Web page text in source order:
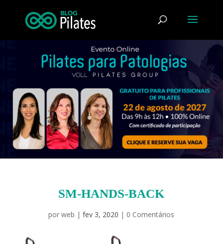
SM-HANDS-BACK
porweb |fev 3, 2020 | 0 Comentários